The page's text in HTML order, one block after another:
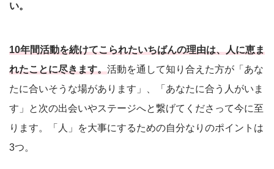
い。
10年間活動を続けてこられたいちばんの理由は、人に恵ま
れたことに尽きます。活動を通して知り合えた方が「あな
たに合いそうな場があります」、「あなたに合う人がいま
す」と次の出会いやステージへと繋げてくださって今に至
ります。「人」を大事にするための自分なりのポイントは
3つ。